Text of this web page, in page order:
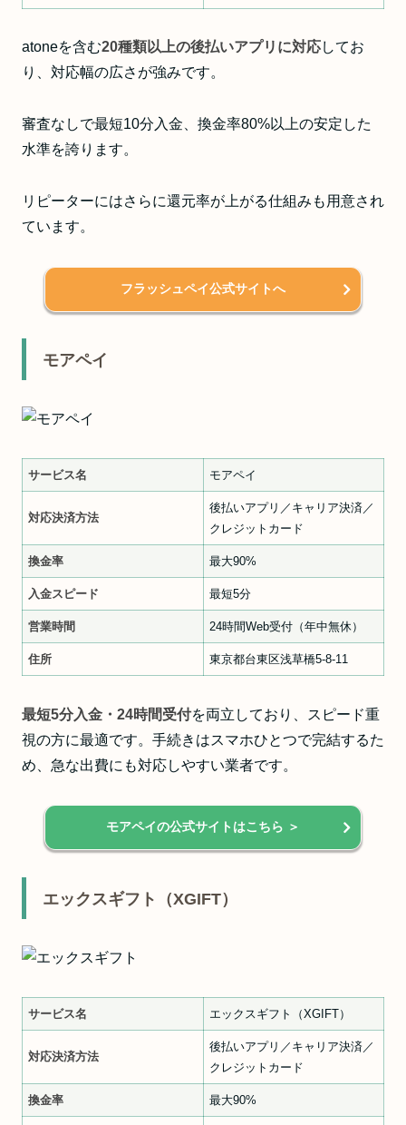
atoneを含む20種類以上の後払いアプリに対応してお
り、対応幅の広さが強みです。
審査なしで最短10分入金、換金率80%以上の安定した
水準を誇ります。
リピーターにはさらに還元率が上がる仕組みも用意され
ています。
フラッシュペイ公式サイトへ
モアペイ
サービス名 モアペイ
対応決済方法
後払いアプリ／キャリア決済／
クレジットカード
換金率 最大90%
入金スピード 最短5分
営業時間 24時間Web受付（年中無休）
住所 東京都台東区浅草橋5-8-11
最短5分入金・24時間受付を両立しており、スピード重
視の方に最適です。手続きはスマホひとつで完結するた
め、急な出費にも対応しやすい業者です。
モアペイの公式サイトはこちら ＞
エックスギフト（XGIFT）
サービス名 エックスギフト（XGIFT）
対応決済方法
後払いアプリ／キャリア決済／
クレジットカード
換金率 最大90%